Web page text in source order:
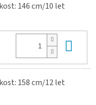
146 cm/10 let
158 cm/12 let